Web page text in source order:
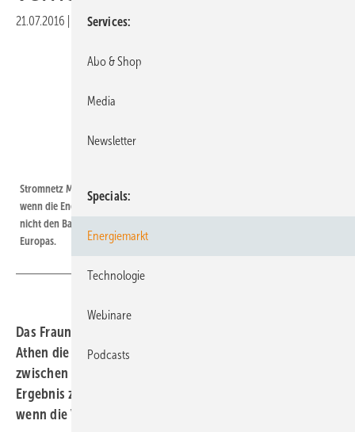
21.07.2016 Druckvorschau
Stromnetz Mast | Große Stromrtassen nach Südeuropa rechenen sich nur,
wenn die Energiewende konsequent weitergeführt wird. Sie ersetzen aber
nicht den Bau variabler Erzeugungstechnologien in allen Regionen
Europas.
Das Fraunhofer ISE hat zusammen mit Kollegen der TU
Athen die Vorteile und Risiken einer Stromtrasse
zwischen Deutschland und Griechenland untersucht. Das
Ergebnis zeigt, dass es ökonomisch nur machbar ist,
wenn die Voraussetzung stimmen.
Services
Abo & Shop
Media
Newsletter
Specials
Energiemarkt
Technologie
Webinare
Podcasts